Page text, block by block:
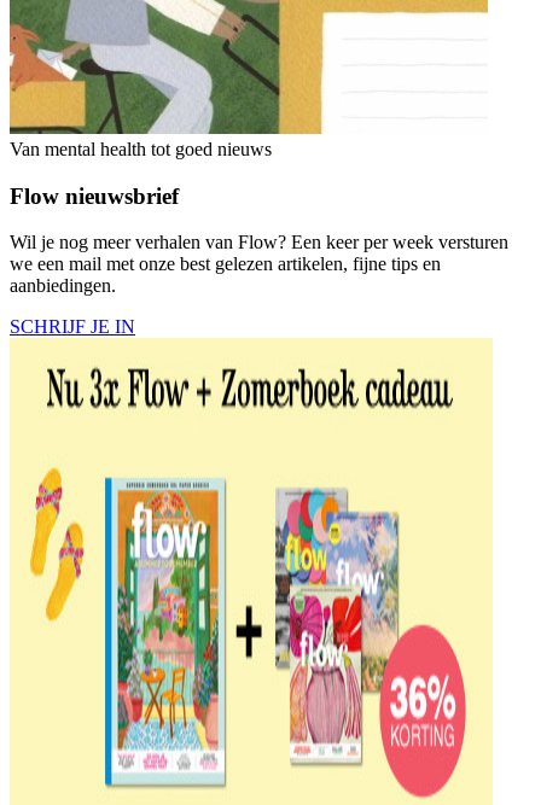
Van mental health tot goed nieuws
Flow nieuwsbrief
Wil je nog meer verhalen van Flow? Een keer per week versturen
we een mail met onze best gelezen artikelen, fijne tips en
aanbiedingen.
SCHRIJF JE IN